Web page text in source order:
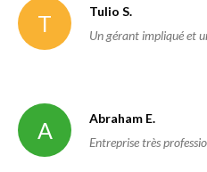
T
Tulio S.
Un gérant impliqué et
A
Abraham E.
Entreprise très